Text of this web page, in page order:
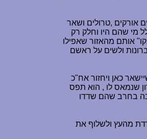
אורקים ,טרולים ושאר
מי שהם היו וחלק רק
אותם מהאזור שאפילו
ולשים על ראשם
כאן ויחזור אח"כ
שנמאס לו , הוא תפס
בחרב שהם שדדו
מהעץ ולשלוף את